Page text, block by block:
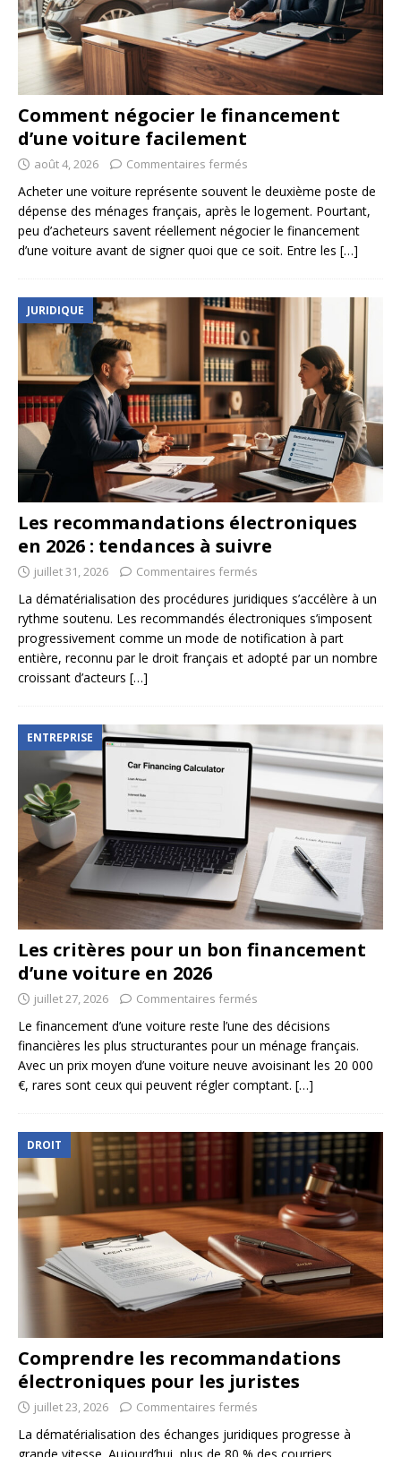
Comment négocier le financement
d’une voiture facilement
août 4, 2026 Commentaires fermés
Acheter une voiture représente souvent le deuxième poste de
dépense des ménages français, après le logement. Pourtant,
peu d’acheteurs savent réellement négocier le financement
d’une voiture avant de signer quoi que ce soit. Entre les […]
JURIDIQUE
Les recommandations électroniques
en 2026 : tendances à suivre
juillet 31, 2026 Commentaires fermés
La dématérialisation des procédures juridiques s’accélère à un
rythme soutenu. Les recommandés électroniques s’imposent
progressivement comme un mode de notification à part
entière, reconnu par le droit français et adopté par un nombre
croissant d’acteurs […]
ENTREPRISE
Les critères pour un bon financement
d’une voiture en 2026
juillet 27, 2026 Commentaires fermés
Le financement d’une voiture reste l’une des décisions
financières les plus structurantes pour un ménage français.
Avec un prix moyen d’une voiture neuve avoisinant les 20 000
€, rares sont ceux qui peuvent régler comptant. […]
DROIT
Comprendre les recommandations
électroniques pour les juristes
juillet 23, 2026 Commentaires fermés
La dématérialisation des échanges juridiques progresse à